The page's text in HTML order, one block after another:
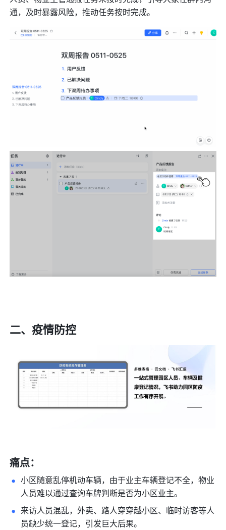
通，及时暴露风险，推动任务按时完成。
二、疫情防控
痛点：
小区随意乱停机动车辆，由于业主车辆登记不全，物业
人员难以通过查询车牌判断是否为小区业主。
来访人员混乱，外卖、路人穿穿越小区、临时访客等人
员缺少统一登记，引发巨大后果。